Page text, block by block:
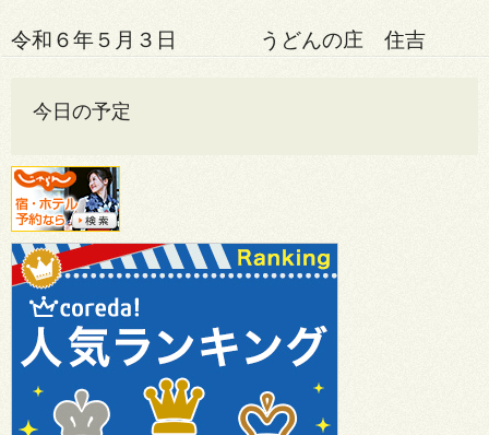
令和６年５月３日 うどんの庄 住吉
今日の予定